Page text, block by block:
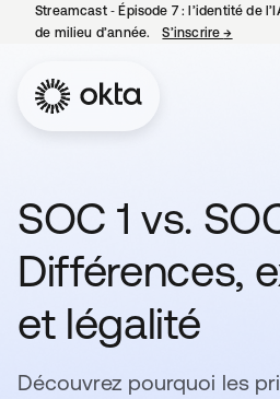
Streamcast ‑ Épisode 7 : l’identité de
de milieu d’année.
S’inscrire→
SOC 1 vs.
Différences,
et légalité
Découvrez pourquoi les